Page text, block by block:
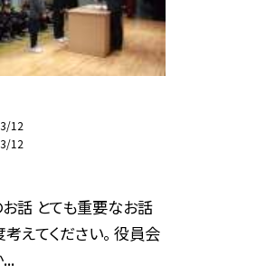
12
12
話 とても重要なお話
考えてください。 役員会